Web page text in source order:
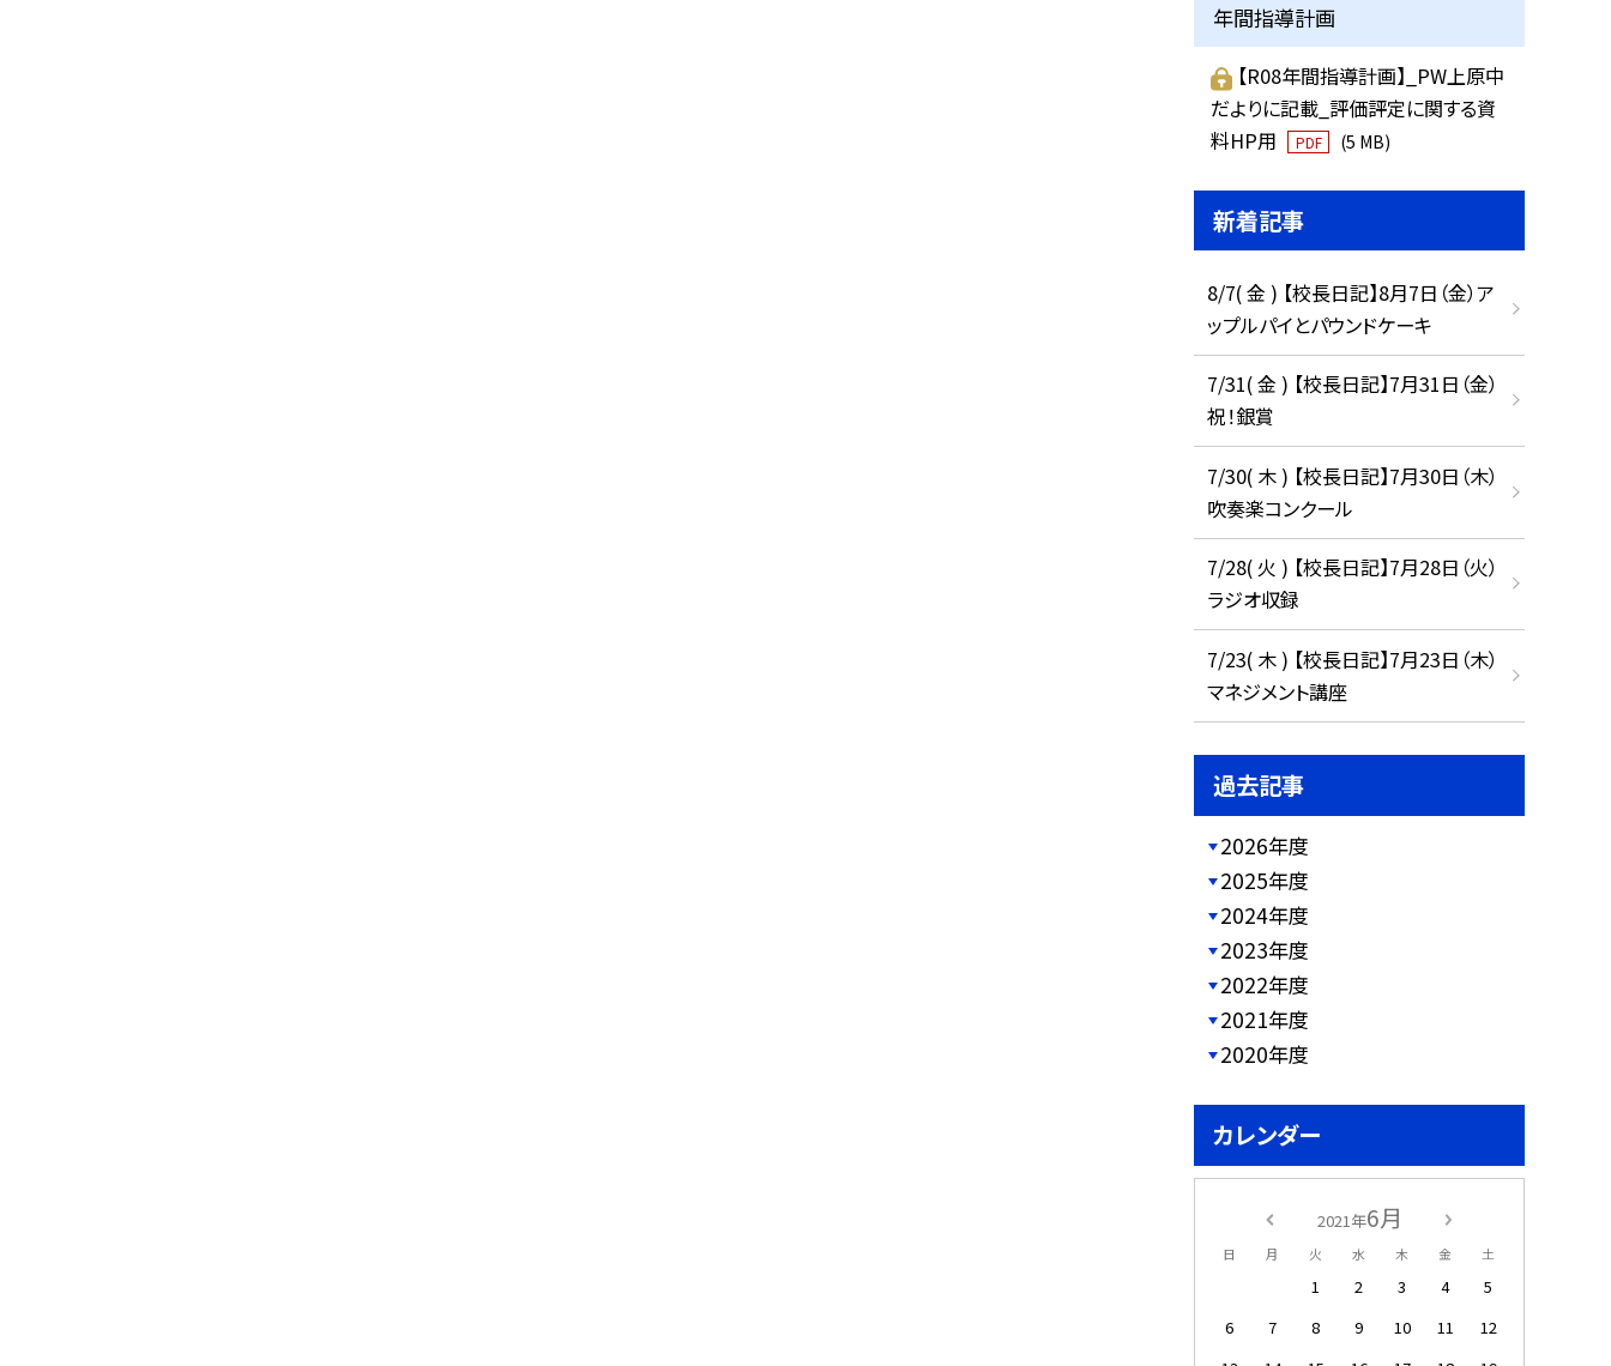
年間指導計画
【R08年間指導計画】_PW上原中
だよりに記載_評価評定に関する資
料HP用
PDF (5 MB)
新着記事
8/7( 金 ) 【校長日記】8月7日（金）ア
ップルパイとパウンドケーキ
7/31( 金 ) 【校長日記】7月31日（金）
祝！銀賞
7/30( 木 ) 【校長日記】7月30日（木）
吹奏楽コンクール
7/28( 火 ) 【校長日記】7月28日（火）
ラジオ収録
7/23( 木 ) 【校長日記】7月23日（木）
マネジメント講座
過去記事
2026年度
2025年度
2024年度
2023年度
2022年度
2021年度
2020年度
カレンダー
2021年6月
日 月 火 水 木 金 土
1 2 3 4
5
6
7 8 9 10 11
12